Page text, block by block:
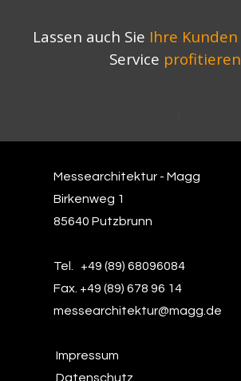
Lassen auch Sie Ihre Kunden
Service profitieren
Messearchitektur - Magg
Birkenweg 1
85640 Putzbrunn
Tel. +49 (89) 68096084
Fax. +49 (89) 678 96 14
messearchitektur@magg.de
Impressum
Datenschutz